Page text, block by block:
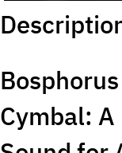
Cymbal: